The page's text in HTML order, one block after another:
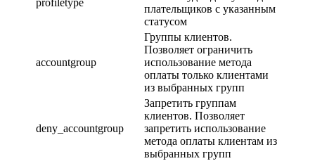
profiletype
плательщиков с указанным
статусом
accountgroup
Группы клиентов.
Позволяет ограничить
использование метода
оплаты только клиентами
из выбранных групп
deny_accountgroup
Запретить группам
клиентов. Позволяет
запретить использование
метода оплаты клиентам из
выбранных групп